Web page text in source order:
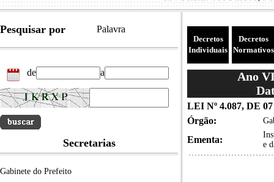
Pesquisar por Palavra
de a
Secretarias
Gabinete do Prefeito
Decretos
Individuais
Decretos
Normativos
Ano
LEI Nº 4.087, DE
Órgão:
Ementa:
e